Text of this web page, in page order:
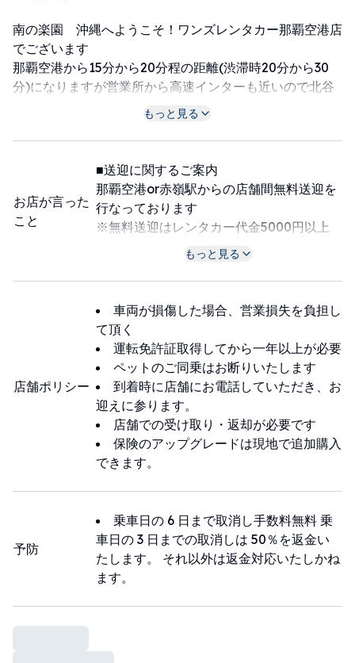
南の楽園 沖縄へようこそ！ワンズレンタカー那覇空港店
でございます
那覇空港から15分から20分程の距離(渋滞時20分から30
分)になりますが営業所から高速インターも近いので北谷
アメリカンビレッジやちゅら海水族館、各ゴルフ場へのア
那覇空港への送迎を完全個別にてサービスさせていただい
ております(込み具合により乗り合いあり)
到着されて手荷物を受け取る前に送迎ダイヤル080-
1882-5279まで御連絡くださいませ！
※国際線ご利用のお客様は税関を通過されましたら連絡を
※空港送迎ご希望の方は便名を必ず明記お願い致します。
※便名が未記入・不明の場合は事前にご返信いただくかお
電話にてお知らせくださいませ。
※便名不明、到着予定時刻のみ記載で連絡がない場合、送
迎は不要と判断させていただきます。
★送迎専用ダイヤル 080-1882-5279★
★緊急ダイヤル 090-4778-7919★
★LINEアカウント @580okidm★
心のレンタカーチェーン店です
ビジネスからご旅行まで、他ブランドレンタカーさんとぜ
ひ比較してみてください。
もっと見る
お店が言った
こと
■送迎に関するご案内
那覇空港or赤嶺駅からの店舗間無料送迎を
行なっております
※無料送迎はレンタカー代金5000円以上
利用のお客様に限ります
(混雑の無い赤嶺駅オススメです⭐)
那覇空港〜赤嶺駅はモノレールで一駅目で
※空港から当店までの所要時間は15〜20
分、渋滞する時間帯は25分〜40分ほど要す
る場合がございます
【送迎場所について】
※赤嶺駅の場合
那覇空港からモノレールで一駅目の『赤嶺
駅南口』にてのピックアップになります。
※那覇空港の場合
①那覇空港国内線ターミナル“１階１番出
口”を出て、横断歩道を１本渡り右に進み
ます。
※空港到着後、手荷物を受け取る前にお電
話ください
お手荷物を受け取る待ち時間の間に送迎車
もっと見る
店舗ポリシー
車両が損傷した場合、営業損失を負担し
て頂く
運転免許証取得してから一年以上が必要
ペットのご同乗はお断りいたします
到着時に店舗にお電話していただき、お
迎えに参ります。
店舗での受け取り・返却が必要です
保険のアップグレードは現地で追加購入
できます。
予防
乗車日の 6 日まで取消し手数料無料 乗
車日の 3 日までの取消しは 50％を返金い
たします。 それ以外は返金対応いたしかね
ます。